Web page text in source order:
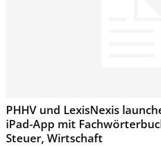
PHHV und LexisNexis
iPad-App mit
Steuer, Wirtschaft